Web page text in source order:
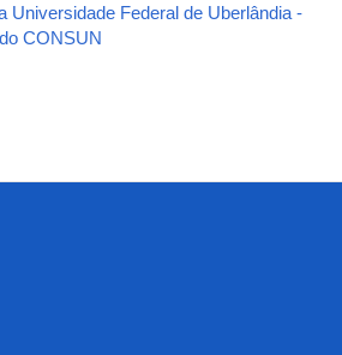
Universidade Federal de Uberlândia -
CONSUN